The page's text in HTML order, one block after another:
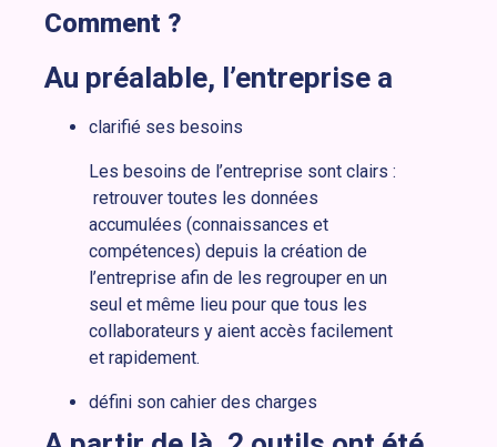
Comment ?
Au préalable, l’entreprise a
clarifié ses besoins
Les besoins de l’entreprise sont clairs :
retrouver toutes les données
accumulées (connaissances et
compétences) depuis la création de
l’entreprise afin de les regrouper en un
seul et même lieu pour que tous les
collaborateurs y aient accès facilement
et rapidement.
défini son cahier des charges